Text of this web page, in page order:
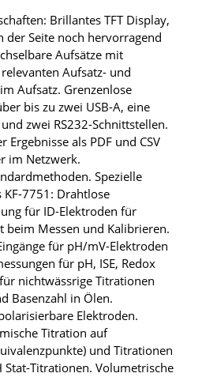
Brillantes TFT Display,
der Seite noch hervorragend
Aufsätze mit
Aufsatz- und
Aufsatz. Grenzenlose
bis zu zwei USB-A, eine
zwei RS232-Schnittstellen.
Ergebnisse als PDF und CSV
im Netzwerk.
Spezielle
KF-7751: Drahtlose
für ID-Elektroden für
beim Messen und Kalibrieren.
für pH/mV-Elektroden
für pH, ISE, Redox
nichtwässrige Titrationen
Basenzahl in Ölen.
Elektroden.
Titration auf
und Titrationen
Titrationen. Volumetrische